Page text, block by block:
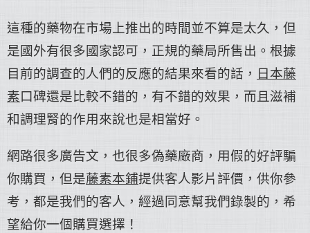
這種的藥物在市場上推出的時間並不算是太久，但
是國外有很多國家認可，正規的藥局所售出。根據
目前的調查的人們的反應的結果來看的話， 日本藤
素口碑還是比較不錯的，有不錯的效果，而且滋補
和調理腎的作用來說也是相當好。
網路很多廣告文，也很多偽藥廠商，用假的好評騙
你購買，但是藤素本鋪提供客人影片評價，供你參
考，都是我們的客人，經過同意幫我們錄製的，希
望給你一個購買選擇！